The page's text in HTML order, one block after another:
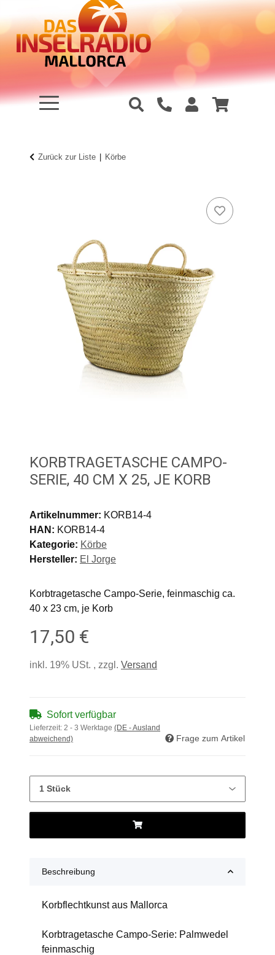
Zurück zur Liste Körbe
KORBTRAGETASCHE CAMPO-
SERIE, 40 CM X 25, JE KORB
Artikelnummer: KORB14-4
HAN: KORB14-4
Kategorie: Körbe
Hersteller: El Jorge
Korbtragetasche Campo-Serie, feinmaschig ca.
40 x 23 cm, je Korb
17,50 €
inkl. 19% USt. , zzgl. Versand
Sofort verfügbar
Lieferzeit: 2 - 3 Werktage (DE - Ausland
abweichend)
Frage zum Artikel
Beschreibung
Korbflechtkunst aus Mallorca
Korbtragetasche Campo-Serie: Palmwedel
feinmaschig